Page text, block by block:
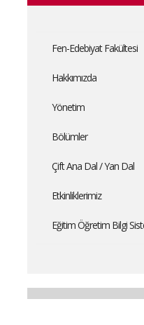
Fen-Edebiyat Fakültesi
Hakkımızda
Yönetim
Bölümler
Çift Ana Dal / Yan Dal
Etkinliklerimiz
Eğitim Öğretim Bilgi